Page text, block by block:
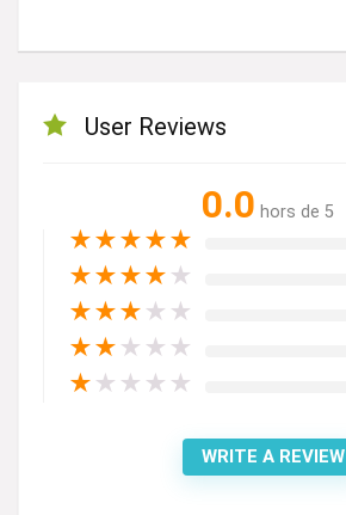
User Reviews
0.0 hors de 5
★★★★★
★★★★ ★
★★★ ★ ★
★★ ★ ★ ★
★ ★ ★ ★ ★
WRITE A REVIEW